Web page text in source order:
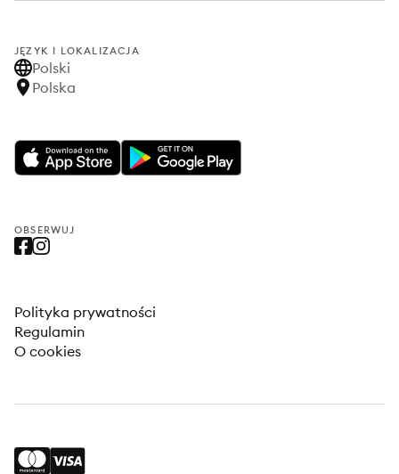
JĘZYK I LOKALIZACJA
Polski
Polska
OBSERWUJ
Polityka prywatności
Regulamin
O cookies